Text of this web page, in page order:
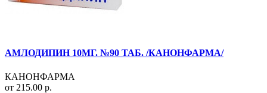
АМЛОДИПИН 10МГ. №90 ТАБ. /КАНОНФАРМА/
КАНОНФАРМА
от 215.00 р.